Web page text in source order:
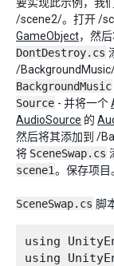
/scene2/。打开 /
GameObject，然
DontDestroy.cs
/
BackgroundMusic
Source - 并将一个
AudioSource 的
然后将其添加到 /
将 SceneSwap.cs
scene1。保存项目
SceneSwap.cs 脚
using
using